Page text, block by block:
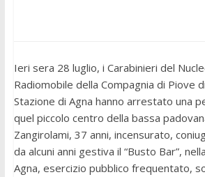
Ieri sera 28 luglio, i Carabinieri del
Radiomobile della Compagnia di Piove
Stazione di Agna hanno arrestato una
quel piccolo centro della bassa
Zangirolami, 37 anni, incensurato,
da alcuni anni gestiva il “Busto Bar”,
Agna, esercizio pubblico frequentato,